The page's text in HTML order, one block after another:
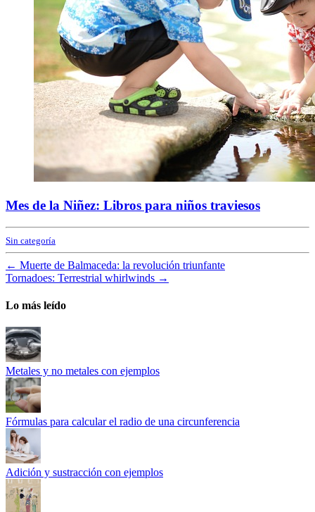
Mes de la Niñez: Libros para niños traviesos
Sin categoría
← Muerte de Balmaceda: la revolución triunfante
Tornadoes: Terrestrial whirlwinds →
Lo más leído
Metales y no metales con ejemplos
Fórmulas para calcular el radio de una circunferencia
Adición y sustracción con ejemplos